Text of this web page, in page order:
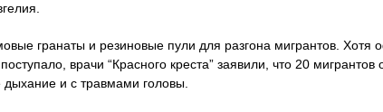
гранаты и резиновые пули для разгона мигрантов. Хотя
врачи “Красного креста” заявили, что 20 мигрантов
и с травмами головы.